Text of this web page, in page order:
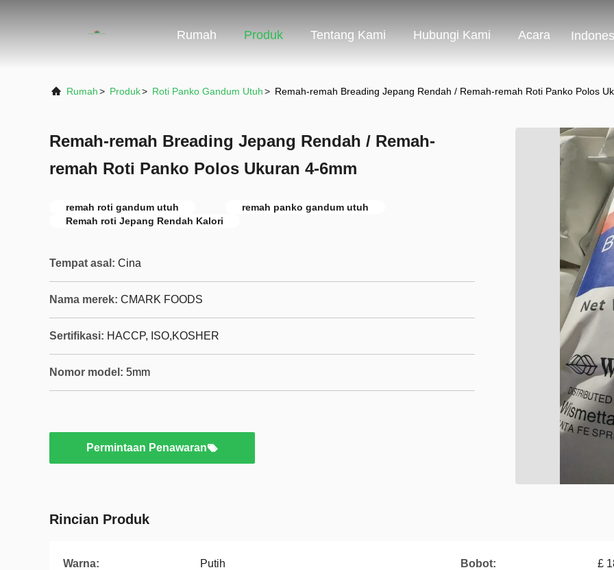
Rumah Produk Tentang Kami Hubungi Kami Acara
Rumah> Produk> Roti Panko Gandum Utuh> Remah-remah Breading Jepang Rendah / Remah-remah Roti Panko Polos
Remah-remah Breading Jepang Rendah / Remah-
remah Roti Panko Polos Ukuran 4-6mm
remah roti gandum utuh
remah panko gandum utuh
Remah roti Jepang Rendah Kalori
Tempat asal: Cina
Nama merek: CMARK FOODS
Sertifikasi: HACCP, ISO,KOSHER
Nomor model: 5mm
Permintaan Penawaran
Rincian Produk
Warna: Putih Bobot: £